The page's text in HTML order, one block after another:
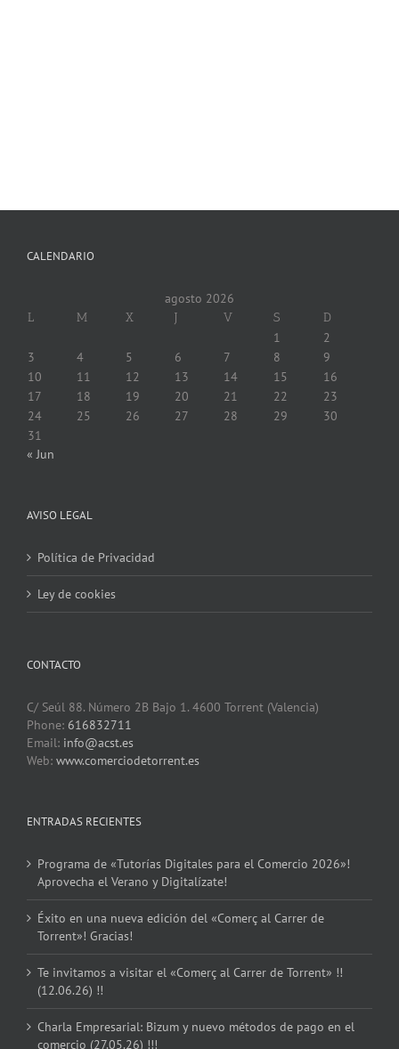
CALENDARIO
agosto 2026
L M X J V S D
1
2
3
4 5 6 7 8
9
10
11 12 13 14 15
16
17
18 19 20 21 22
23
24
25 26 27 28 29
30
31
« Jun
AVISO LEGAL
Política de Privacidad
Ley de cookies
CONTACTO
C/ Seúl 88. Número 2B Bajo 1. 4600 Torrent (Valencia)
Phone: 616832711
Email: info@acst.es
Web: www.comerciodetorrent.es
ENTRADAS RECIENTES
Programa de «Tutorías Digitales para el Comercio 2026»!
Aprovecha el Verano y Digitalízate!
Éxito en una nueva edición del «Comerç al Carrer de
Torrent»! Gracias!
Te invitamos a visitar el «Comerç al Carrer de Torrent» !!
(12.06.26) !!
Charla Empresarial: Bizum y nuevo métodos de pago en el
comercio (27.05.26) !!!